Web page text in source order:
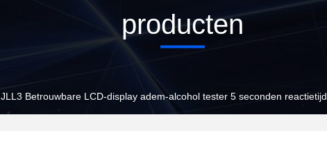
producten
JLL3 Betrouwbare LCD-display adem-alcohol tester 5 seconden reactietijd